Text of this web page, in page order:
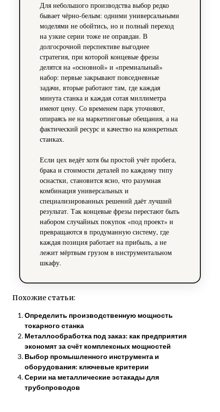
Для небольшого производства выбор редко
бывает чёрно‑белым: одними универсальными
моделями не обойтись, но и полный переход
на узкие серии тоже не оправдан. В
долгосрочной перспективе выгоднее
стратегия, при которой концевые фрезы
делятся на «основной» и «премиальный»
набор: первые закрывают повседневные
задачи, вторые работают там, где каждая
минута станка и каждая сотая миллиметра
имеют цену. Со временем парк уточняют,
опираясь не на маркетинговые обещания, а на
фактический ресурс и качество на конкретных
станках.
Если цех ведёт хотя бы простой учёт пробега,
брака и стоимости деталей по каждому типу
оснастки, становится ясно, что разумная
комбинация универсальных и
специализированных решений даёт лучший
результат. Так концевые фрезы перестают быть
набором случайных покупок «под проект» и
превращаются в продуманную систему, где
каждая позиция работает на прибыль, а не
лежит мёртвым грузом в инструментальном
шкафу.
Похожие статьи:
Определить производственную мощность
токарного станка
Металлообработка под заказ: как предприятия
экономят за счёт комплексных мощностей
Выбор промышленного инструмента и
оборудования: ключевые критерии
Серии на металлические эстакады для
трубопроводов